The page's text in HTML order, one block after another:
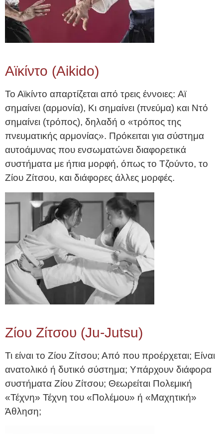
Αϊκίντο (Aikido)
Το Αϊκίντο απαρτίζεται από τρεις έννοιες: Aϊ
σημαίνει (αρμονία), Κι σημαίνει (πνεύμα) και Ντό
σημαίνει (τρόπος), δηλαδή ο «τρόπος της
πνευματικής αρμονίας». Πρόκειται για σύστημα
αυτοάμυνας που ενσωματώνει διαφορετικά
συστήματα με ήπια μορφή, όπως το Τζούντο, το
Ζίου Ζίτσου, και διάφορες άλλες μορφές.
Ζίου Ζίτσου (Ju-Jutsu)
Τι είναι το Ζίου Ζίτσου; Από που προέρχεται; Είναι
ανατολικό ή δυτικό σύστημα; Υπάρχουν διάφορα
συστήματα Ζίου Ζίτσου; Θεωρείται Πολεμική
«Τέχνη» Τέχνη του «Πολέμου» ή «Μαχητική»
Άθληση;